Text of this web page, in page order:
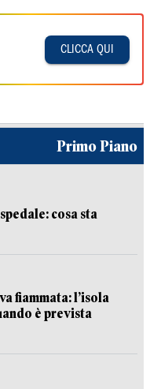
CLICCA QUI
Primo Piano
cosa sta
fiammata: l’isola
è prevista